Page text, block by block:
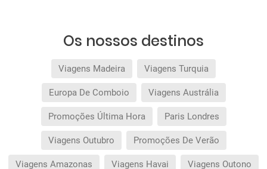
Os nossos destinos
Viagens Madeira Viagens Turquia
Europa De Comboio Viagens Austrália
Promoções Última Hora Paris Londres
Viagens Outubro Promoções De Verão
Viagens Amazonas Viagens Havai Viagens Outono